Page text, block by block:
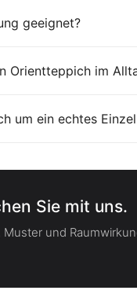
geeignet?
Orientteppich im
um ein echtes
Sie mit uns.
Muster und